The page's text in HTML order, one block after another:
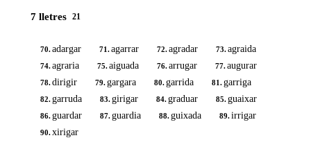
7 lletres 21
70.adargar 71.agarrar 72.agradar 73.agraida
74.agraria 75.aiguada 76.arrugar 77.augurar
78.dirigir 79.gargara 80.garrida 81.garriga
82.garruda 83.girigar 84.graduar 85.guaixar
86.guardar 87.guardia 88.guixada 89.irrigar
90.xirigar